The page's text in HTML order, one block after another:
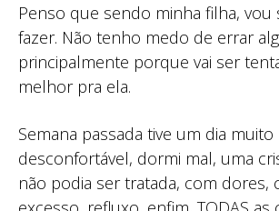
Penso que sendo minha filha, vou
fazer. Não tenho medo de errar
principalmente porque vai ser
melhor pra ela.
Semana passada tive um dia
desconfortável, dormi mal, uma
não podia ser tratada, com dores,